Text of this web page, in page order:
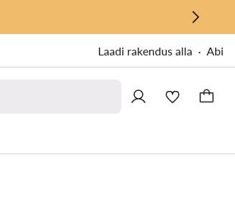
Laadi rakendus alla Abi